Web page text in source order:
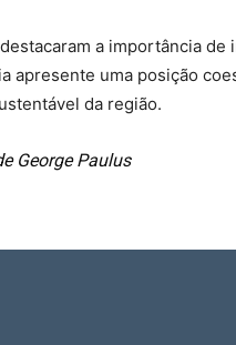
a importância
apresente uma posição
da região.
George Paulus